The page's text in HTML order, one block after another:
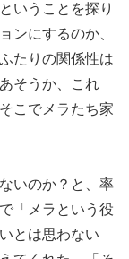
いうことを探り
ンにするのか、
たりの関係性は
そうか、これ
こでメラたち家
いのか？と、率
「メラという役
とは思わない